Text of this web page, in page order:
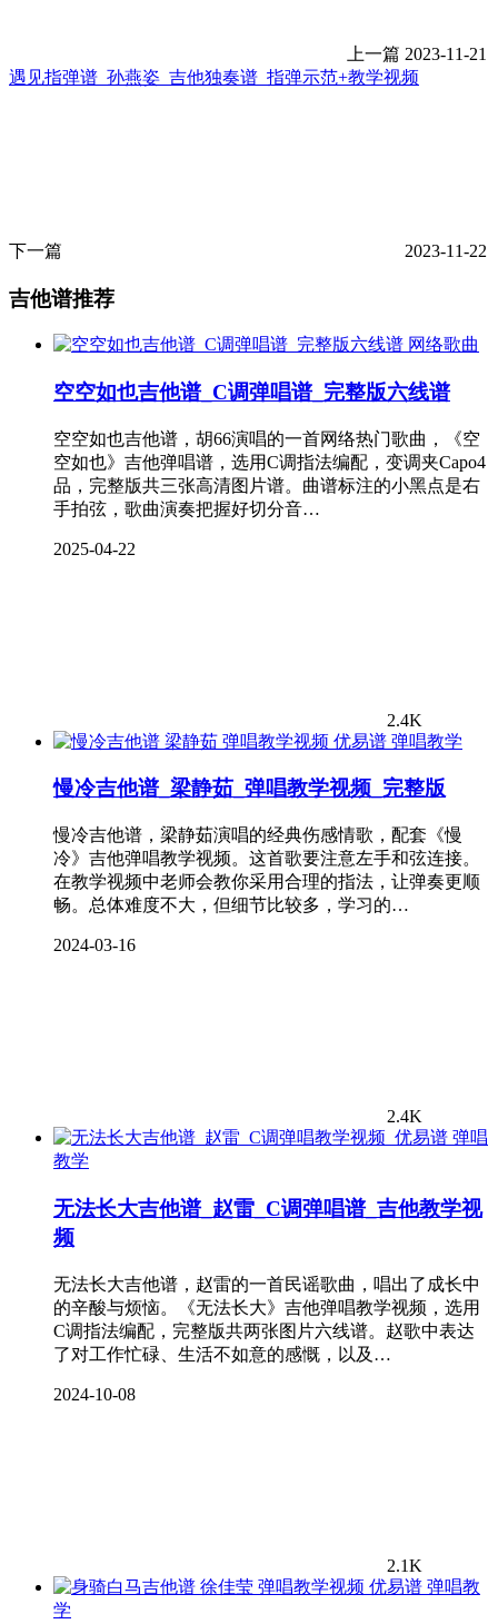
上一篇 2023-11-21
遇见指弹谱_孙燕姿_吉他独奏谱_指弹示范+教学视频
下一篇 2023-11-22
吉他谱推荐
网络歌曲
空空如也吉他谱_C调弹唱谱_完整版六线谱
空空如也吉他谱，胡66演唱的一首网络热门歌曲，《空
空如也》吉他弹唱谱，选用C调指法编配，变调夹Capo4
品，完整版共三张高清图片谱。曲谱标注的小黑点是右
手拍弦，歌曲演奏把握好切分音…
2025-04-22
2.4K
弹唱教学
慢冷吉他谱_梁静茹_弹唱教学视频_完整版
慢冷吉他谱，梁静茹演唱的经典伤感情歌，配套《慢
冷》吉他弹唱教学视频。这首歌要注意左手和弦连接。
在教学视频中老师会教你采用合理的指法，让弹奏更顺
畅。总体难度不大，但细节比较多，学习的…
2024-03-16
2.4K
弹唱
教学
无法长大吉他谱_赵雷_C调弹唱谱_吉他教学视
频
无法长大吉他谱，赵雷的一首民谣歌曲，唱出了成长中
的辛酸与烦恼。《无法长大》吉他弹唱教学视频，选用
C调指法编配，完整版共两张图片六线谱。赵歌中表达
了对工作忙碌、生活不如意的感慨，以及…
2024-10-08
2.1K
弹唱教
学